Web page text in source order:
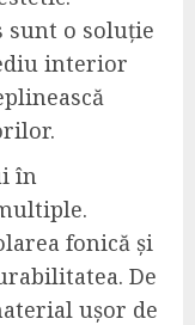
o soluție
interior
în
fonică și
De
ușor de